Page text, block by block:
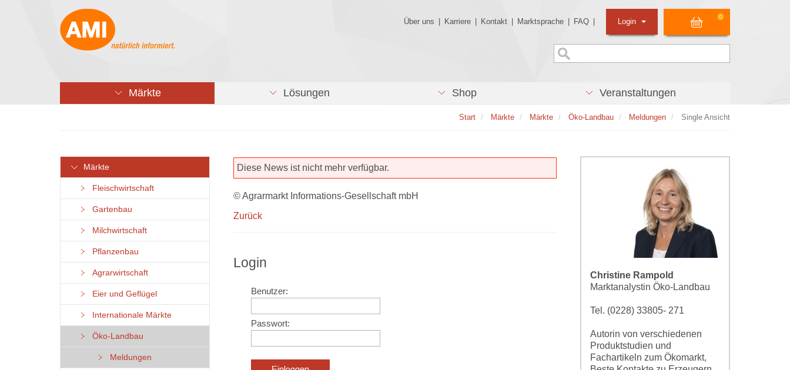
Über uns Karriere Kontakt Marktsprache FAQ
0
Login
Märkte Lösungen Shop Veranstaltungen
Start Märkte Märkte Öko-Landbau Meldungen Single Ansicht
Märkte
Fleischwirtschaft
Gartenbau
Milchwirtschaft
Pflanzenbau
Agrarwirtschaft
Eier und Geflügel
Internationale Märkte
Öko-Landbau
Meldungen
Diese News ist nicht mehr verfügbar.
© Agrarmarkt Informations-Gesellschaft mbH
Zurück
Login
Benutzer:
Passwort:
Christine Rampold
Marktanalystin Öko-Landbau
Tel. (0228) 33805- 271
Autorin von verschiedenen
Produktstudien und
Fachartikeln zum Ökomarkt,